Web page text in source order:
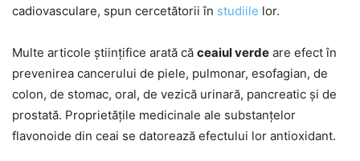
cadiovasculare, spun cercetătorii în studiile lor.
Multe articole științifice arată că ceaiul verde are efect în
prevenirea cancerului de piele, pulmonar, esofagian, de
colon, de stomac, oral, de vezică urinară, pancreatic și de
prostată. Proprietățile medicinale ale substanțelor
flavonoide din ceai se datorează efectului lor antioxidant.